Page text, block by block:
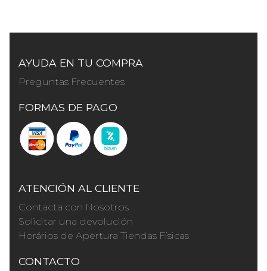
AYUDA EN TU COMPRA
Preguntas Frecuentes
FORMAS DE PAGO
ATENCIÓN AL CLIENTE
Contacta con Nosotros
Solicitar una devolución
Horários de Apertura Tiendas Físicas
CONTACTO